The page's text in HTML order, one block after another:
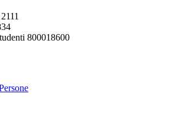
800018600